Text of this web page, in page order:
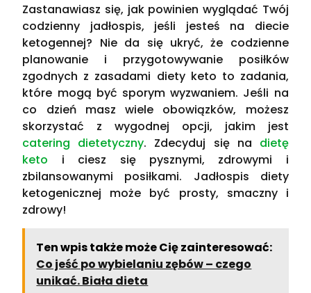
Zastanawiasz się, jak powinien wyglądać Twój
codzienny jadłospis, jeśli jesteś na diecie
ketogennej? Nie da się ukryć, że codzienne
planowanie i przygotowywanie posiłków
zgodnych z zasadami diety keto to zadania,
które mogą być sporym wyzwaniem. Jeśli na
co dzień masz wiele obowiązków, możesz
skorzystać z wygodnej opcji, jakim jest
catering dietetyczny. Zdecyduj się na dietę
keto i ciesz się pysznymi, zdrowymi i
zbilansowanymi posiłkami. Jadłospis diety
ketogenicznej może być prosty, smaczny i
zdrowy!
Ten wpis także może Cię zainteresować:
Co jeść po wybielaniu zębów – czego
unikać. Biała dieta